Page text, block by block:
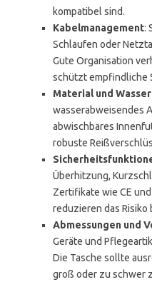
kompatibel sind.
Kabelmanagement:
Schlaufen oder
Gute Organisation
schützt empfindliche
Material und
wasserabweisendes
abwischbares
robuste
Überhitzung,
Zertifikate wie CE
reduzieren das Risiko
Abmessungen und
Geräte und
Die Tasche sollte
groß oder zu schwer